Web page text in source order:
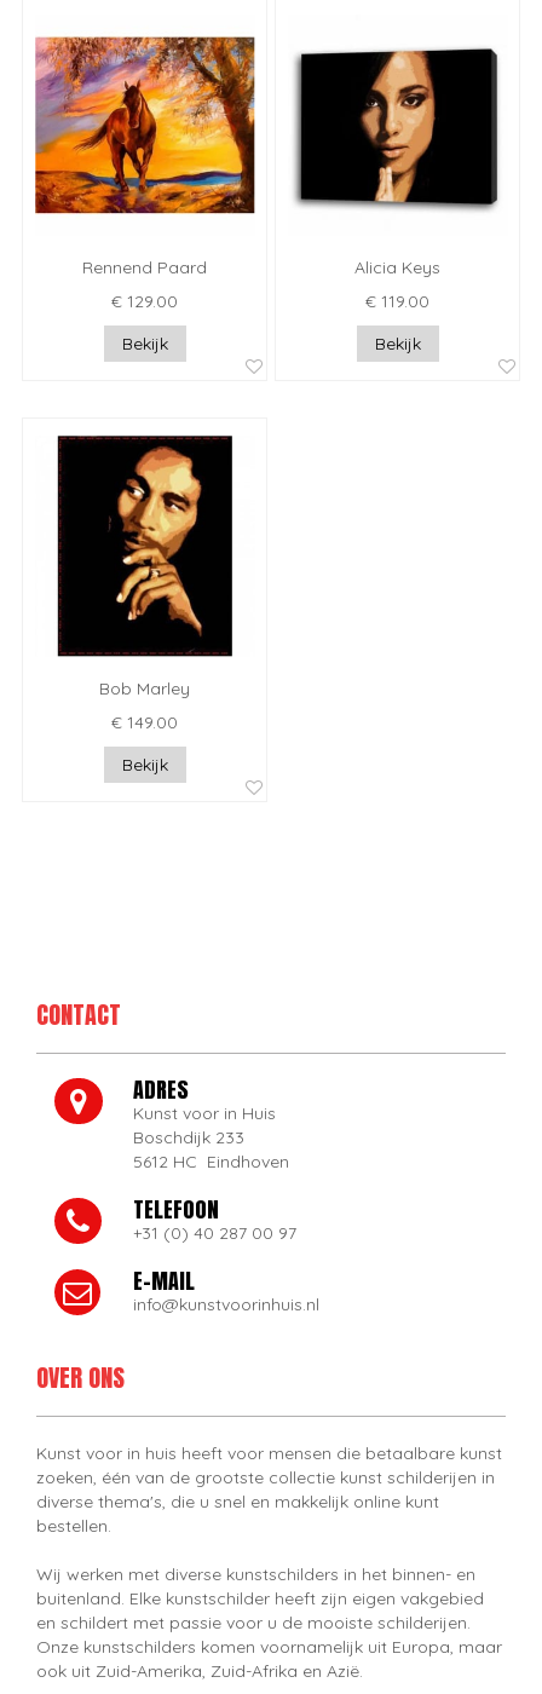
Rennend Paard
€ 129.00
Bekijk
Alicia Keys
€ 119.00
Bekijk
Bob Marley
€ 149.00
Bekijk
CONTACT
ADRES
Kunst voor in Huis
Boschdijk 233
5612 HC Eindhoven
TELEFOON
+31 (0) 40 287 00 97
E-MAIL
info@kunstvoorinhuis.nl
OVER ONS
Kunst voor in huis heeft voor mensen die betaalbare kunst
zoeken, één van de grootste collectie kunst schilderijen in
diverse thema's, die u snel en makkelijk online kunt
bestellen.
Wij werken met diverse kunstschilders in het binnen- en
buitenland. Elke kunstschilder heeft zijn eigen vakgebied
en schildert met passie voor u de mooiste schilderijen.
Onze kunstschilders komen voornamelijk uit Europa, maar
ook uit Zuid-Amerika, Zuid-Afrika en Azië.